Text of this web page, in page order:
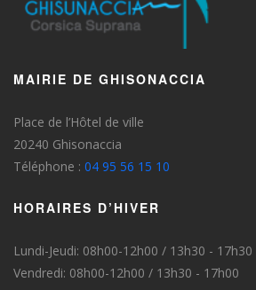
MAIRIE DE GHISONACCIA
Place de l’Hôtel de ville
20240 Ghisonaccia
Téléphone : 04 95 56 15 10
HORAIRES D’HIVER
Lundi-Jeudi: 08h00-12h00 / 13h30 - 17h30
Vendredi: 08h00-12h00 / 13h30 - 17h00